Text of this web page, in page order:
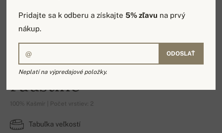
Faustine
100% Kašmír | Počet vrstiev: 2
Tabuľka veľkostí
Pridajte sa k odberu a získajte5% zľavu na prvý
nákup.
ODOSLAŤ
Neplatí na výpredajové položky.